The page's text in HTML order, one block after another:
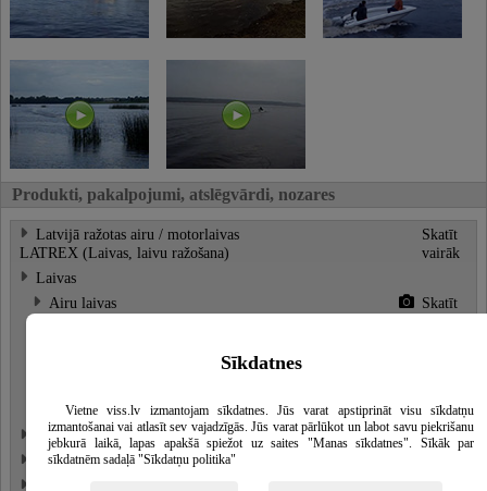
Produkti, pakalpojumi, atslēgvārdi, nozares
Latvijā ražotas airu / motorlaivas
LATREX (Laivas, laivu ražošana)
Skatīt
vairāk
Laivas
Airu laivas
Skatīt
vairāk
Laivu motori, dzinēji
Laivu piekabes
Sīkdatnes
Vietne viss.lv izmantojam sīkdatnes. Jūs varat apstiprināt visu sīkdatņu
izmantošanai vai atlasīt sev vajadzīgās. Jūs varat pārlūkot un labot savu piekrišanu
jebkurā laikā, lapas apakšā spiežot uz saites "Manas sīkdatnes". Sīkāk par
sīkdatnēm sadaļā "Sīkdatņu politika"